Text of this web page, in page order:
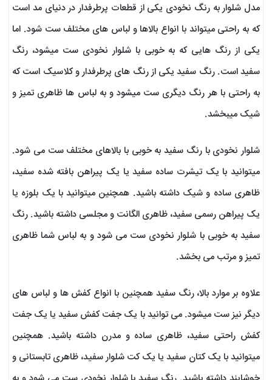
مدل شلوار به رنگ نخودی یکی از قطعات پرطرفدار در دنیای مد است
که به راحتی میتواند با انواع بالاها و لباس های مختلف ست شود. اما
یکی از رنگ هایی که به خوبی با شلوار نخودی ست میشود، رنگ
سفید است. رنگ سفید یکی از رنگ های پرطرفدار و کلاسیک است که
به راحتی با هر رنگ دیگری ست میشود و به لباس ها ظاهری تمیز و
شیک میبخشد.
شلوار نخودی با رنگ سفید به خوبی با بالاهای مختلف ست می شود.
میتوانید با یک تیشرت ساده سفید یا یک پیراهن بافته شده سفید،
ظاهری ساده و شیک داشته باشید. همچنین میتوانید با یک بلوزه یا
یک پیراهن رسمی سفید، ظاهری الگانت و مجلسی داشته باشید. رنگ
سفید به خوبی با شلوار نخودی ست می شود و به لباس شما ظاهری
تمیز و مرتب می بخشد.
علاوه بر موارد بالا، رنگ سفید همچنین با انواع کفش ها و لباس های
دیگر نیز ست میشود. می توانید با یک جفت کفش سفید یا یک جفت
کفش راحتی سفید، ظاهری ساده و مدرن داشته باشید. همچنین
میتوانید با یک کتان سفید یا یک کت شلوار سفید، ظاهری تابستانی و